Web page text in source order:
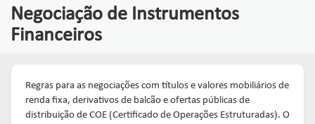
Negociação de Instrumentos
Financeiros
Regras para as negociações com títulos e valores mobiliários de
renda fixa, derivativos de balcão e ofertas públicas de
distribuição de COE (Certificado de Operações Estruturadas). O